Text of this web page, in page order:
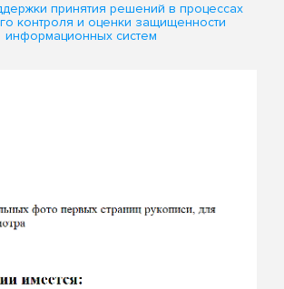
принятия решений в процессах
контроля и оценки защищенности
информационных систем